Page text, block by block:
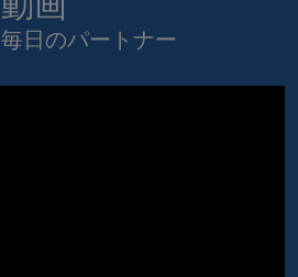
毎日のパートナー